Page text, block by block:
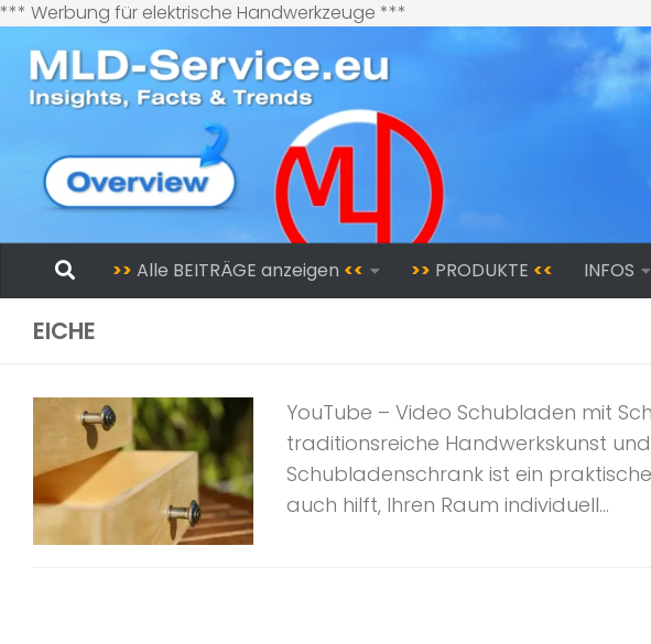
*** Werbung für elektrische Handwerkzeuge ***
Inhalt
springen
Zum Inhalt springen
>> Alle BEITRÄGE anzeigen << >> PRODUKTE << INFOS
EICHE
YouTube – Video Schubladen mit
traditionsreiche Handwerkskunst
Schubladenschrank ist ein
auch hilft, Ihren Raum individuell...